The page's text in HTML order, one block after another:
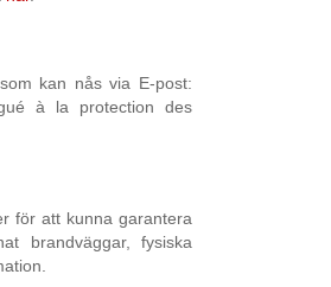
kan nås via E-post:
à la protection des
för att kunna garantera
brandväggar, fysiska